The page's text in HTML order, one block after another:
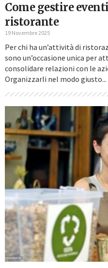
Come gestire
ristorante
19 Novembre 2025
Per chi ha un’attività di
sono un’occasione unica per
consolidare relazioni con le
Organizzarli nel modo giusto...